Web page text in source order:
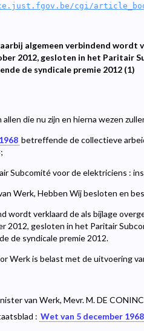
cgi/
algemeen verbindend wordt
2012, gesloten in het Paritair
de syndicale premie 2012 (1)
die nu zijn en hierna wezen
betreffende de collectieve
Subcomité voor de elektriciens :
Werk, Hebben Wij besloten en
wordt verklaard de als bijlage
2012, gesloten in het Paritair
de syndicale premie 2012.
Werk is belast met de uitvoering
van Werk, Mevr. M. DE
: Wet van 5 december 1968